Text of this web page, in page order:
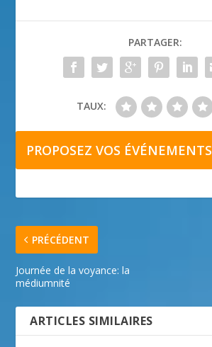
PARTAGER:
TAUX:
PROPOSEZ VOS ÉVÉNEMENTS
PRÉCÉDENT
Journée de la voyance: la
médiumnité
ARTICLES SIMILAIRES